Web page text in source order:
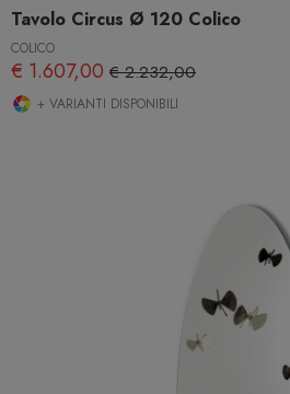
Tavolo Circus Ø 120 Colico
COLICO
€ 1.607,00 € 2.232,00
+ VARIANTI DISPONIBILI